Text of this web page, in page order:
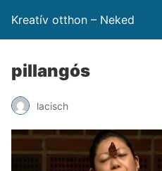
Kreatív otthon – Neked
pillangós
lacisch